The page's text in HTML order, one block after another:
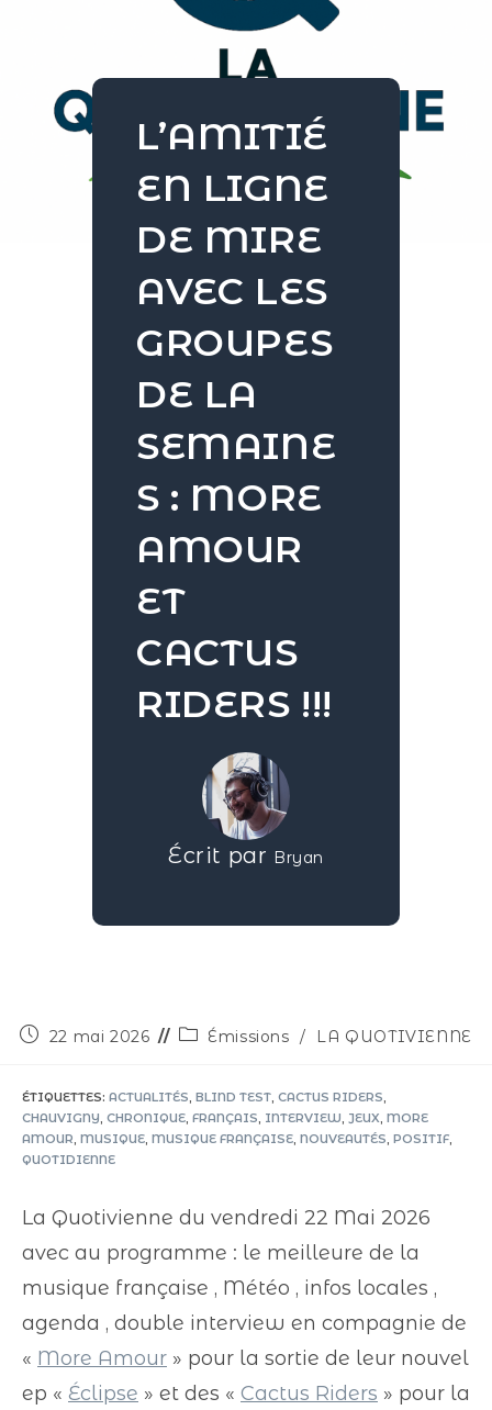
L’AMITIÉ
EN LIGNE
DE MIRE
AVEC LES
GROUPES
DE LA
SEMAINE
S : MORE
AMOUR
ET
CACTUS
RIDERS !!!
Écrit par Bryan
22 mai 2026 Émissions / LA QUOTIVIENNE
ÉTIQUETTES: ACTUALITÉS, BLIND TEST, CACTUS RIDERS,
CHAUVIGNY, CHRONIQUE, FRANÇAIS, INTERVIEW, JEUX, MORE
AMOUR, MUSIQUE, MUSIQUE FRANÇAISE, NOUVEAUTÉS, POSITIF,
QUOTIDIENNE
La Quotivienne du vendredi 22 Mai 2026
avec au programme : le meilleure de la
musique française , Météo , infos locales ,
agenda , double interview en compagnie de
« More Amour » pour la sortie de leur nouvel
ep « Éclipse » et des « Cactus Riders » pour la